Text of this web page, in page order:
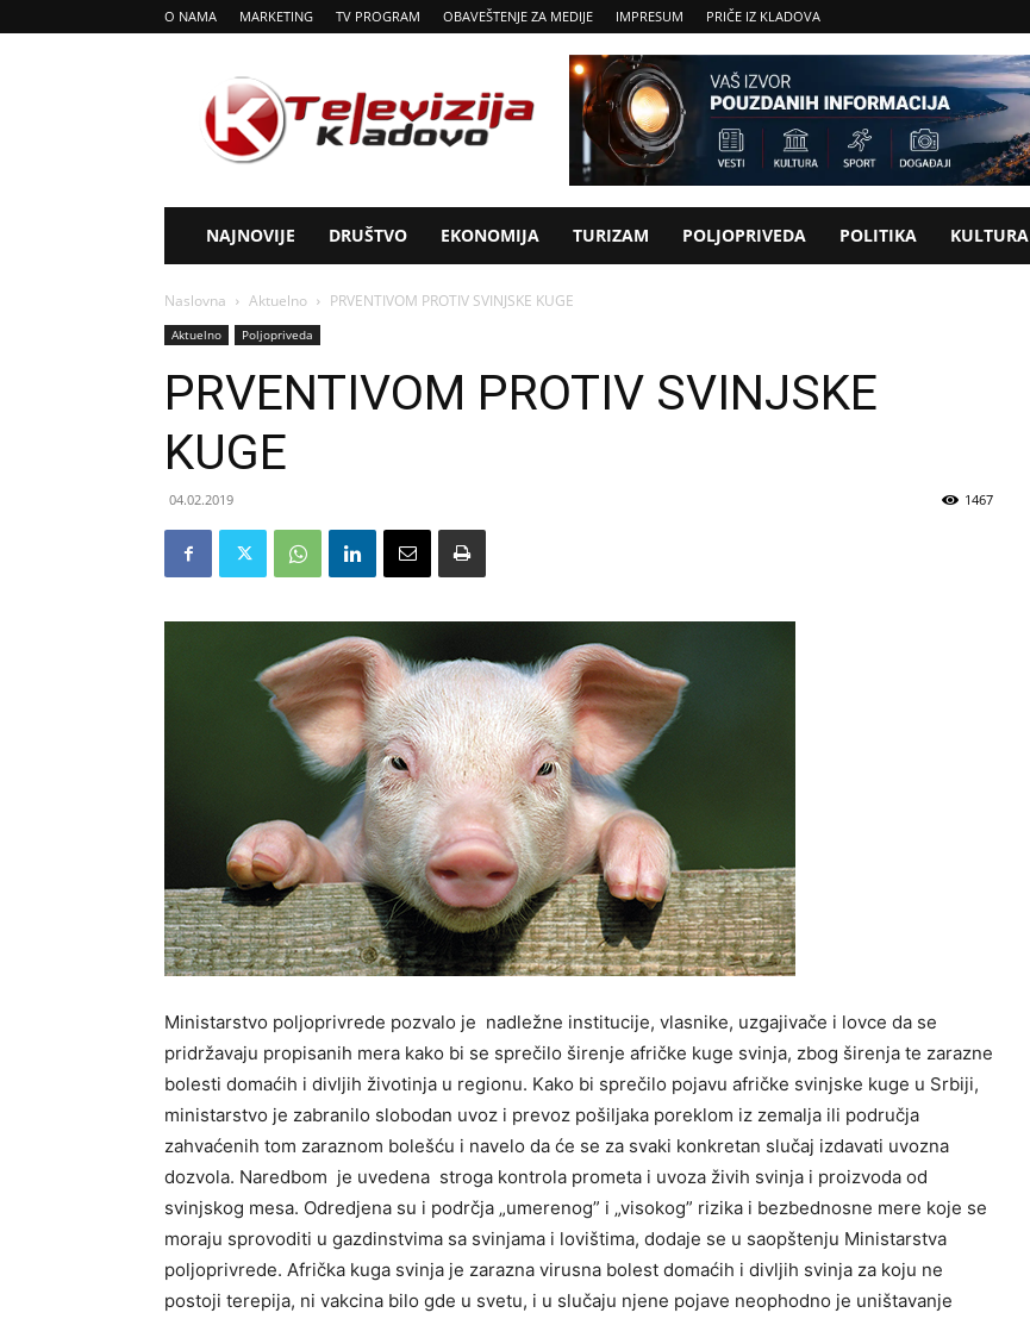
O NAMA MARKETING TV PROGRAM OBAVEŠTENJE ZA MEDIJE IMPRESUM PRIČE IZ KLADOVA
Tv
Kladovo
NAJNOVIJE DRUŠTVO EKONOMIJA TURIZAM POLJOPRIVEDA POLITIKA KULTURA
Naslovna Aktuelno PRVENTIVOM PROTIV SVINJSKE KUGE
Aktuelno Poljopriveda
PRVENTIVOM PROTIV SVINJSKE
KUGE
04.02.2019 1467
Ministarstvo poljoprivrede pozvalo je nadležne institucije, vlasnike, uzgajivače i lovce da se
pridržavaju propisanih mera kako bi se sprečilo širenje afričke kuge svinja, zbog širenja te zarazne
bolesti domaćih i divljih životinja u regionu. Kako bi sprečilo pojavu afričke svinjske kuge u Srbiji,
ministarstvo je zabranilo slobodan uvoz i prevoz pošiljaka poreklom iz zemalja ili područja
zahvaćenih tom zaraznom bolešću i navelo da će se za svaki konkretan slučaj izdavati uvozna
dozvola. Naredbom je uvedena stroga kontrola prometa i uvoza živih svinja i proizvoda od
svinjskog mesa. Odredjena su i podrčja „umerenog” i „visokog” rizika i bezbednosne mere koje se
moraju sprovoditi u gazdinstvima sa svinjama i lovištima, dodaje se u saopštenju Ministarstva
poljoprivrede. Afrička kuga svinja je zarazna virusna bolest domaćih i divljih svinja za koju ne
postoji terepija, ni vakcina bilo gde u svetu, i u slučaju njene pojave neophodno je uništavanje